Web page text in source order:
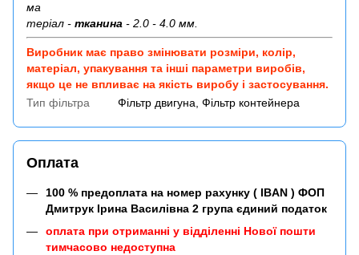
ма
теріал - тканина - 2.0 - 4.0 мм.
Виробник має право змінювати розміри, колір,
матеріал, упакування та інші параметри виробів,
якщо це не впливає на якість виробу і застосування.
Тип фільтра
Фільтр двигуна, Фільтр контейнера
Оплата
100 % предоплата на номер рахунку ( IBAN ) ФОП
Дмитрук Ірина Василівна 2 група єдиний податок
оплата при отриманні у відділенні Нової пошти
тимчасово недоступна